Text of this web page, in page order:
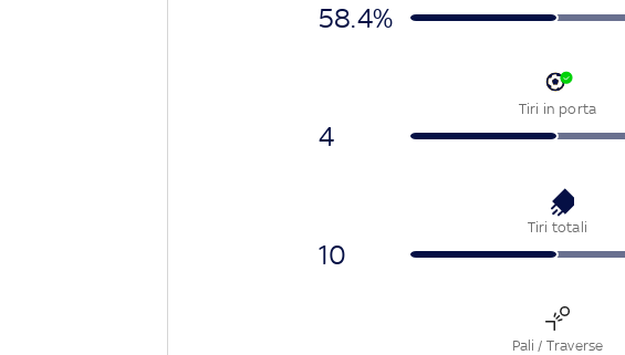
58.4%
Tiri in porta
4
Tiri totali
10
Pali / Traverse